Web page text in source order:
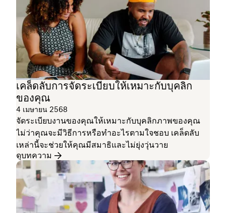
เคล็ดลับการจัดระเบียบให้เหมาะกับบุคลิก
ของคุณ
4 เมษายน 2568
จัดระเบียบงานของคุณให้เหมาะกับบุคลิกภาพของคุณ
ไม่ว่าคุณจะมีวิธีการหรือทำอะไรตามใจชอบ เคล็ดลับ
เหล่านี้จะช่วยให้คุณมีสมาธิและไม่ยุ่งวุ่นวาย
ดูบทความ